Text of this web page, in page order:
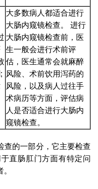
大多数病人都适合进行
大肠内窥镜检查。 进行
大肠内窥镜检查前，医
生一般会进行术前评
估，医生通常会就麻醉
风险、术前饮用泻药的
风险，以及病人过往手
术病历等方面，评估病
人是否适合进行大肠内
窥镜检查。
查的一部分，它主要检查
直肠肛门方面有特定问